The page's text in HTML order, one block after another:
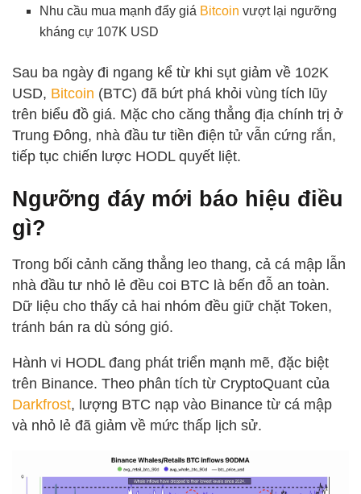
Nhu cầu mua mạnh đẩy giá Bitcoin vượt lại ngưỡng
kháng cự 107K USD
Sau ba ngày đi ngang kể từ khi sụt giảm về 102K
USD, Bitcoin (BTC) đã bứt phá khỏi vùng tích lũy
trên biểu đồ giá. Mặc cho căng thẳng địa chính trị ở
Trung Đông, nhà đầu tư tiền điện tử vẫn cứng rắn,
tiếp tục chiến lược HODL quyết liệt.
Ngưỡng đáy mới báo hiệu điều
gì?
Trong bối cảnh căng thẳng leo thang, cả cá mập lẫn
nhà đầu tư nhỏ lẻ đều coi BTC là bến đỗ an toàn.
Dữ liệu cho thấy cả hai nhóm đều giữ chặt Token,
tránh bán ra dù sóng gió.
Hành vi HODL đang phát triển mạnh mẽ, đặc biệt
trên Binance. Theo phân tích từ CryptoQuant của
Darkfrost, lượng BTC nạp vào Binance từ cá mập
và nhỏ lẻ đã giảm về mức thấp lịch sử.